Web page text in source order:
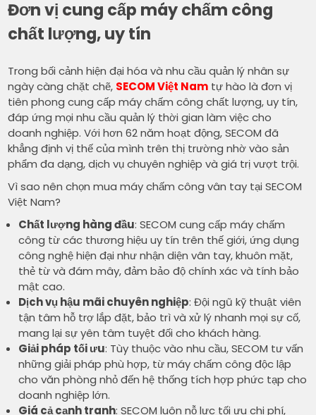
Đơn vị cung cấp máy chấm công
chất lượng, uy tín
Trong bối cảnh hiện đại hóa và nhu cầu quản lý nhân sự
ngày càng chặt chẽ, SECOM Việt Nam tự hào là đơn vị
tiên phong cung cấp máy chấm công chất lượng, uy tín,
đáp ứng mọi nhu cầu quản lý thời gian làm việc cho
doanh nghiệp. Với hơn 62 năm hoạt động, SECOM đã
khẳng định vị thế của mình trên thị trường nhờ vào sản
phẩm đa dạng, dịch vụ chuyên nghiệp và giá trị vượt trội.
Vì sao nên chọn mua máy chấm công vân tay tại SECOM
Việt Nam?
Chất lượng hàng đầu: SECOM cung cấp máy chấm
công từ các thương hiệu uy tín trên thế giới, ứng dụng
công nghệ hiện đại như nhận diện vân tay, khuôn mặt,
thẻ từ và đám mây, đảm bảo độ chính xác và tính bảo
mật cao.
Dịch vụ hậu mãi chuyên nghiệp: Đội ngũ kỹ thuật viên
tận tâm hỗ trợ lắp đặt, bảo trì và xử lý nhanh mọi sự cố,
mang lại sự yên tâm tuyệt đối cho khách hàng.
Giải pháp tối ưu: Tùy thuộc vào nhu cầu, SECOM tư vấn
những giải pháp phù hợp, từ máy chấm công độc lập
cho văn phòng nhỏ đến hệ thống tích hợp phức tạp cho
doanh nghiệp lớn.
Giá cả cạnh tranh: SECOM luôn nỗ lực tối ưu chi phí,